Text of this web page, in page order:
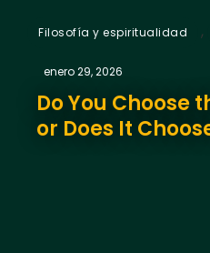
Filosofía y espiritualidad ,
enero 29, 2026
Do You Choose
or Does It